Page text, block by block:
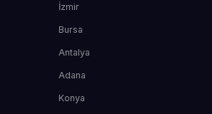
İzmir
Bursa
Antalya
Adana
Konya